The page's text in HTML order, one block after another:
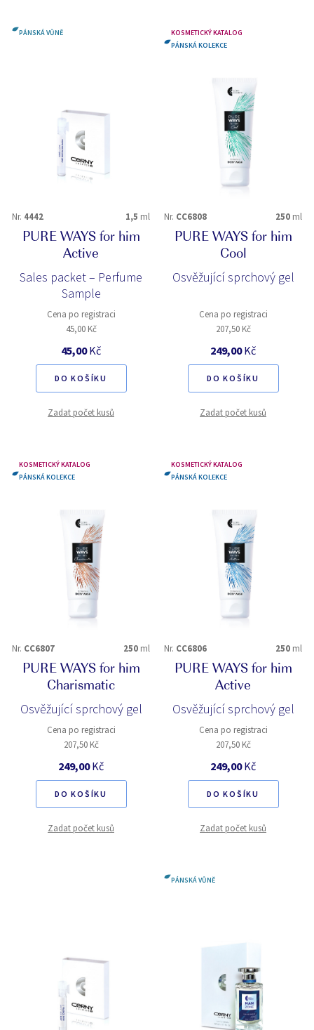
PÁNSKÁ VŮNĚ
Nr. 4442 1,5 ml
PURE WAYS for him
Active
Sales packet – Perfume
Sample
Cena po registraci
45,00 Kč
45,00Kč
DO KOŠÍKU
Zadat počet kusů
KOSMETICKÝ KATALOG
PÁNSKÁ KOLEKCE
Nr. CC6808 250 ml
PURE WAYS for him
Cool
Osvěžující sprchový gel
Cena po registraci
207,50 Kč
249,00Kč
DO KOŠÍKU
Zadat počet kusů
KOSMETICKÝ KATALOG
PÁNSKÁ KOLEKCE
Nr. CC6807 250 ml
PURE WAYS for him
Charismatic
Osvěžující sprchový gel
Cena po registraci
207,50 Kč
249,00Kč
DO KOŠÍKU
Zadat počet kusů
KOSMETICKÝ KATALOG
PÁNSKÁ KOLEKCE
Nr. CC6806 250 ml
PURE WAYS for him
Active
Osvěžující sprchový gel
Cena po registraci
207,50 Kč
249,00Kč
DO KOŠÍKU
Zadat počet kusů
PÁNSKÁ VŮNĚ